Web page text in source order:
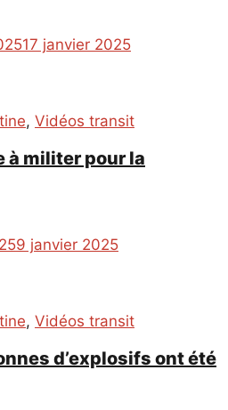
17 janvier 2025
, Vidéos transit
à militer pour la
9 janvier 2025
, Vidéos transit
d’explosifs ont été